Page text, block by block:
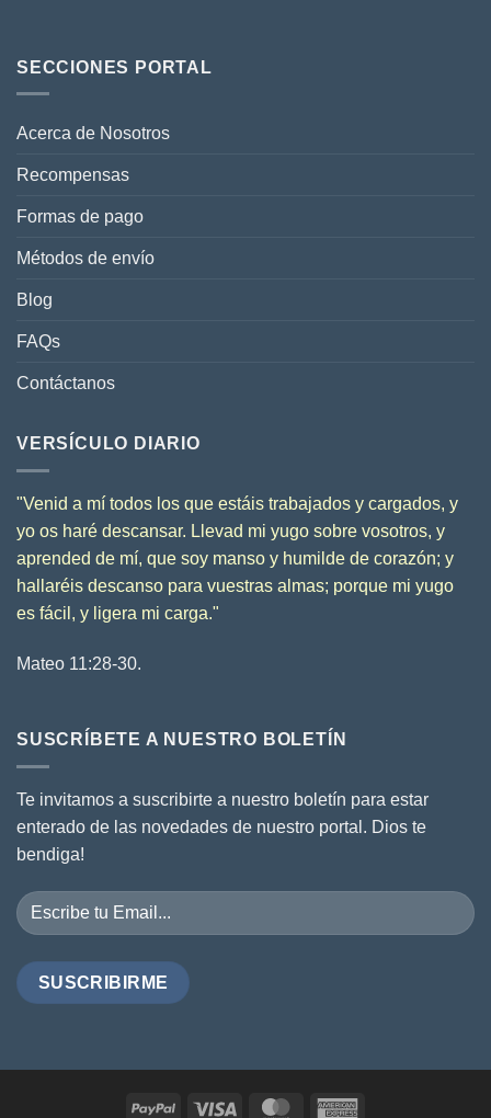
SECCIONES PORTAL
Acerca de Nosotros
Recompensas
Formas de pago
Métodos de envío
Blog
FAQs
Contáctanos
VERSÍCULO DIARIO
"Venid a mí todos los que estáis trabajados y cargados, y
yo os haré descansar. Llevad mi yugo sobre vosotros, y
aprended de mí, que soy manso y humilde de corazón; y
hallaréis descanso para vuestras almas; porque mi yugo
es fácil, y ligera mi carga."
Mateo 11:28-30.
SUSCRÍBETE A NUESTRO BOLETÍN
Te invitamos a suscribirte a nuestro boletín para estar
enterado de las novedades de nuestro portal. Dios te
bendiga!
PayPal Visa MasterCard